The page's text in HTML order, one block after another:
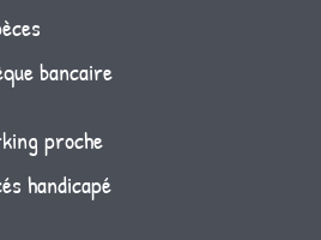
bancaire
proche
handicapé